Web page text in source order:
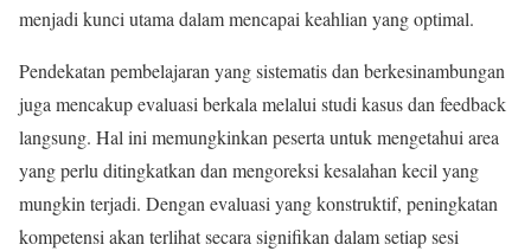
menjadi kunci utama dalam mencapai keahlian yang optimal.
Pendekatan pembelajaran yang sistematis dan berkesinambungan
juga mencakup evaluasi berkala melalui studi kasus dan feedback
langsung. Hal ini memungkinkan peserta untuk mengetahui area
yang perlu ditingkatkan dan mengoreksi kesalahan kecil yang
mungkin terjadi. Dengan evaluasi yang konstruktif, peningkatan
kompetensi akan terlihat secara signifikan dalam setiap sesi